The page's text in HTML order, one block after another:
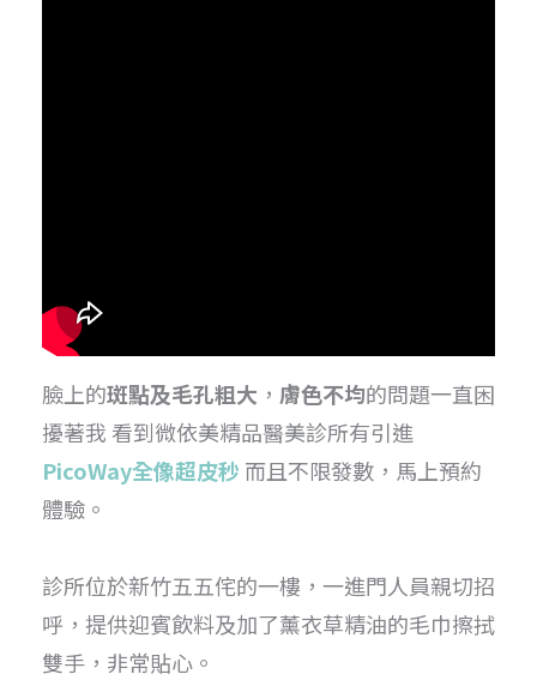
臉上的斑點及毛孔粗大 ， 膚色不均的問題一直困
擾著我 看到微依美精品醫美診所有引進
PicoWay全像超皮秒 而且不限發數，馬上預約
體驗。
診所位於新竹五五侘的一樓，一進門人員親切招
呼，提供迎賓飲料及加了薰衣草精油的毛巾擦拭
雙手，非常貼心。